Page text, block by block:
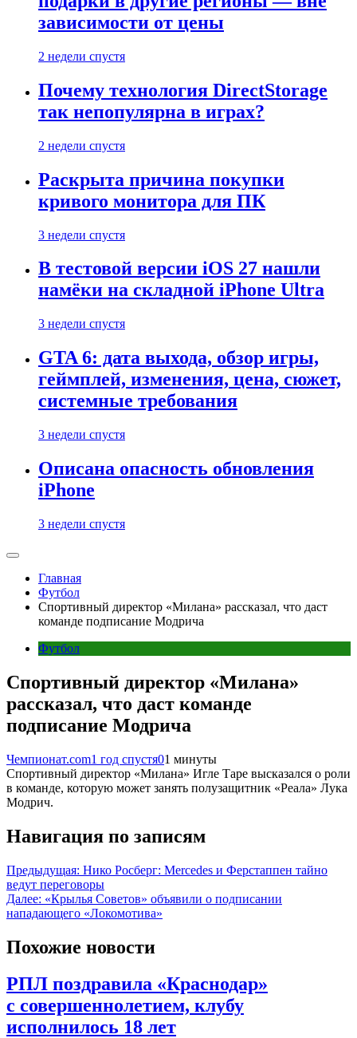
зависимости от цены
2 недели спустя
Почему технология DirectStorage
так непопулярна в играх?
2 недели спустя
Раскрыта причина покупки
кривого монитора для ПК
3 недели спустя
В тестовой версии iOS 27 нашли
намёки на складной iPhone Ultra
3 недели спустя
GTA 6: дата выхода, обзор игры,
геймплей, изменения, цена, сюжет,
системные требования
3 недели спустя
Описана опасность обновления
iPhone
3 недели спустя
Главная
Футбол
Спортивный директор «Милана» рассказал, что даст
команде подписание Модрича
Футбол
Спортивный директор «Милана»
рассказал, что даст команде
подписание Модрича
Чемпионат.com1 год спустя01 минуты
Спортивный директор «Милана» Игле Таре высказался о роли
в команде, которую может занять полузащитник «Реала» Лука
Модрич.
Навигация по записям
Предыдущая: Нико Росберг: Mercedes и Ферстаппен тайно
ведут переговоры
Далее: «Крылья Советов» объявили о подписании
нападающего «Локомотива»
Похожие новости
РПЛ поздравила «Краснодар»
с совершеннолетием, клубу
исполнилось 18 лет